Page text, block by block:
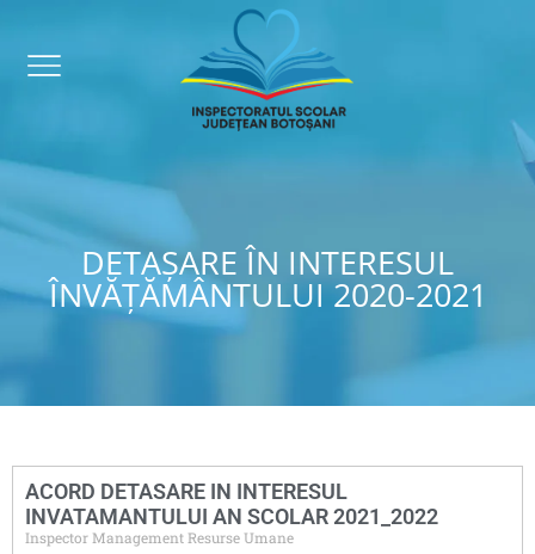
DETAȘARE ÎN INTERESUL
ÎNVĂȚĂMÂNTULUI 2020-2021
ACORD DETASARE IN INTERESUL
INVATAMANTULUI AN SCOLAR 2021_2022
Inspector Management Resurse Umane